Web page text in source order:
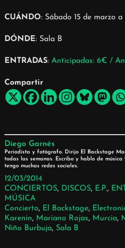
CUÁNDO: Sábado 15 de marzo
DÓNDE: Sala B
ENTRADAS: Anticipadas: 6€ /
Compartir
Diego Garnés
Periodista y fotógrafo. Dirijo El Backstage
todas las semanas. Escribo y hablo de
tengo muchas redes sociales.
12/03/2014
CONCIERTOS, DISCOS, E.P.,
MÚSICA
Concierto, El Backstage,
Karenin, Mariano Rojas, Murcia,
Niño Burbuja, Sala B